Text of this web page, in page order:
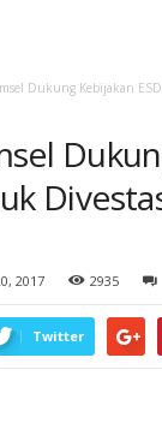
Dukung Kebijakan
2017 2935
Twitter